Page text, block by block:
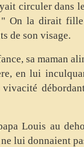
circuler dans
" On la dirait
de son visage.
sa maman
en lui
vivacité
Louis au
lui donnaient